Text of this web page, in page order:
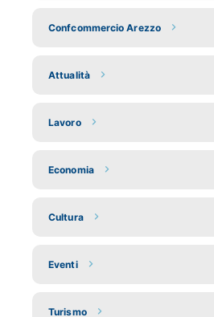
Confcommercio Arezzo
Attualità
Lavoro
Economia
Cultura
Eventi
Turismo